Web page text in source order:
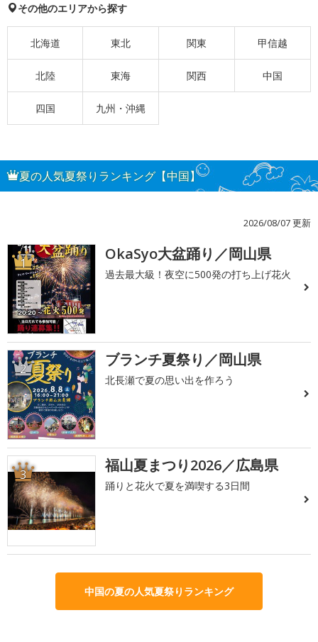
その他のエリアから探す
北海道 東北 関東 甲信越
北陸 東海 関西 中国
四国 九州・沖縄
夏の人気夏祭りランキング【中国】
2026/08/07 更新
1 OkaSyo大盆踊り／岡山県
過去最大級！夜空に500発の打ち上げ花火
2 ブランチ夏祭り／岡山県
北長瀬で夏の思い出を作ろう
3 福山夏まつり2026／広島県
踊りと花火で夏を満喫する3日間
中国の夏の人気夏祭りランキング